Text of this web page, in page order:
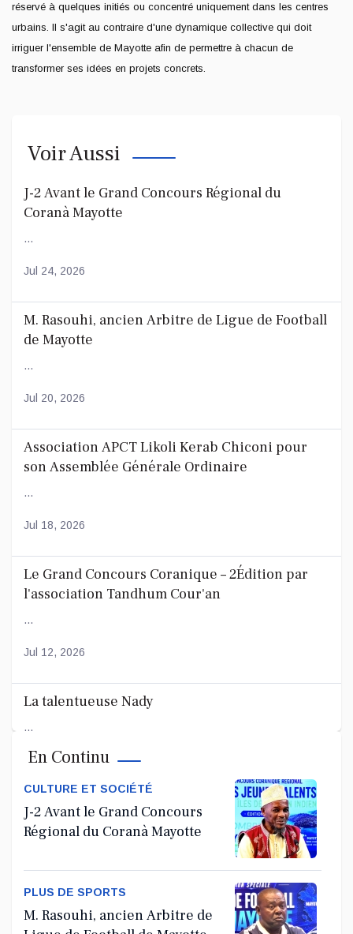
réservé à quelques initiés ou concentré uniquement dans les centres
urbains. Il s'agit au contraire d'une dynamique collective qui doit
irriguer l'ensemble de Mayotte afin de permettre à chacun de
transformer ses idées en projets concrets.
Voir Aussi
J-2 Avant le Grand Concours Régional du
Coranà Mayotte
...
Jul 24, 2026
M. Rasouhi, ancien Arbitre de Ligue de Football
de Mayotte
...
Jul 20, 2026
Association APCT Likoli Kerab Chiconi pour
son Assemblée Générale Ordinaire
...
Jul 18, 2026
Le Grand Concours Coranique – 2Édition par
l'association Tandhum Cour'an
...
Jul 12, 2026
La talentueuse Nady
...
Jul 11, 2026
En Continu
CULTURE ET SOCIÉTÉ
J-2 Avant le Grand Concours
Régional du Coranà Mayotte
PLUS DE SPORTS
M. Rasouhi, ancien Arbitre de